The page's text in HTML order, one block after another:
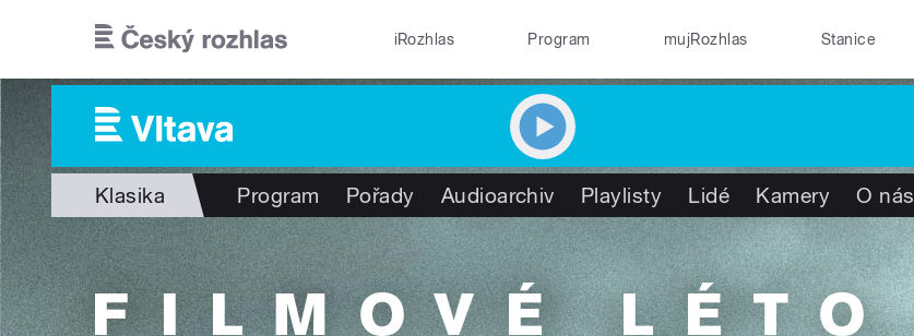
iRozhlas Program mujRozhlas Stanice
Klasika Program Pořady Audioarchiv Playlisty Lidé Kamery O nás